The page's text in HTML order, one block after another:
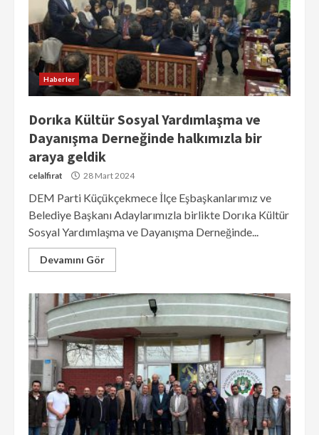
Haberler
Dorıka Kültür Sosyal Yardımlaşma ve
Dayanışma Derneğinde halkımızla bir
araya geldik
celalfirat 28 Mart 2024
DEM Parti Küçükçekmece İlçe Eşbaşkanlarımız ve
Belediye Başkanı Adaylarımızla birlikte Dorıka Kültür
Sosyal Yardımlaşma ve Dayanışma Derneğinde...
Devamını Gör